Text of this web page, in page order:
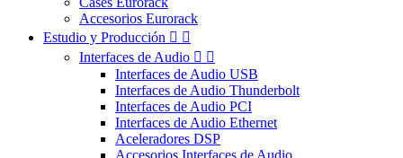
Accesorios Eurorack
Estudio y Producción  
Interfaces de Audio  
Interfaces de Audio USB
Interfaces de Audio Thunderbolt
Interfaces de Audio PCI
Interfaces de Audio Ethernet
Aceleradores DSP
Accesorios Interfaces de Audio